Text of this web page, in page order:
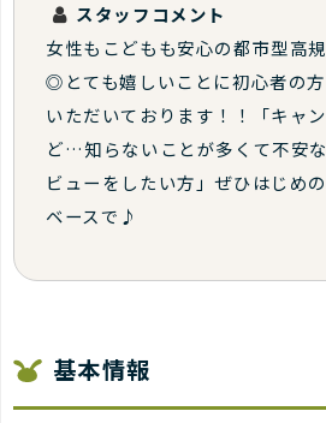
スタッフコメント
女性もこどもも安心の都市型高
◎とても嬉しいことに初心者の
いただいております！！「キャ
ど…知らないことが多くて不安
ビューをしたい方」ぜひはじめ
ベースで♪
基本情報